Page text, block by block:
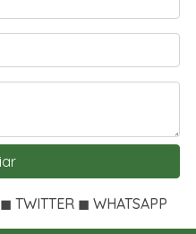
TWITTER ◼ WHATSAPP